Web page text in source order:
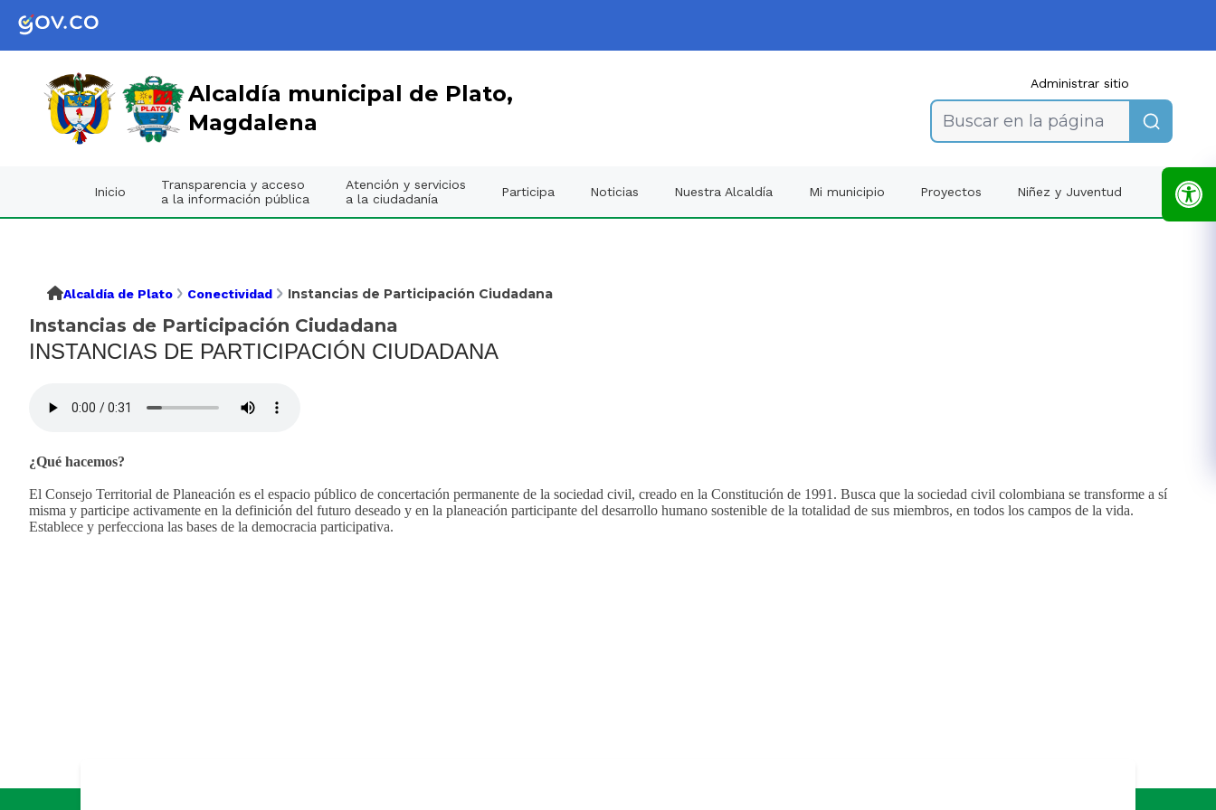
Alcaldía municipal de Plato,
Magdalena
Administrar sitio
Buscar en la página
Inicio
Transparencia y acceso
a la información pública
Atención y servicios
a la ciudadanía
Participa Noticias Nuestra Alcaldía Mi municipio Proyectos Niñez y Juventud
Alcaldía de Plato Conectividad Instancias de Participación Ciudadana
Instancias de Participación Ciudadana
INSTANCIAS DE PARTICIPACIÓN CIUDADANA
​¿Qué hacemos?
El Consejo Territorial de Planeación es el espacio público de concertación permanente de la sociedad civil, creado en la Constitución de 1991. Busca que la sociedad civil colombiana se transforme a sí
misma y participe activamente en la definición del futuro deseado y en la planeación participante del desarrollo humano sostenible de la totalidad de sus miembros, en todos los campos de la vida.
Establece y perfecciona las bases de la democracia participativa.